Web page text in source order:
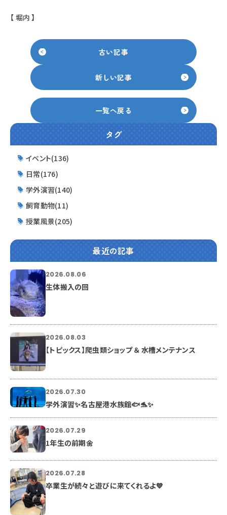
【 堀内 】
古い記事
新しい記事
一覧へ戻る
タグ
イベント(136)
日常(176)
学外演習(140)
飼育動物(11)
授業風景(205)
最近の記事
2026.08.06
生体搬入の回
2026.08.03
【トピックス】爬虫類ショップ ＆ 水槽メンテナンス
2026.07.30
学外演習✨名古屋港水族館🐟🐬✨
2026.07.29
1年生の前期🌼
2026.07.28
卒業生が続々と遊びに来てくれるよ💙